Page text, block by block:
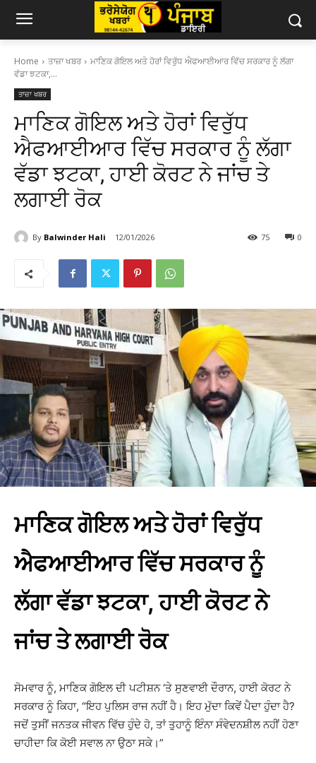
Home ਤਾਜ਼ਾ ਖਬਰ
ਮਾਣਿਕ ​​ਗੋਇਲ ਅਤੇ ਹੋਰਾਂ ਵਿਰੁੱਧ ਐਫਆਈਆਰ ਵਿੱਚ ਸਰਕਾਰ ਨੂੰ ਲੱਗਾ
ਵੱਡਾ ਝਟਕਾ,...
ਤਾਜ਼ਾ ਖਬਰ
ਮਾਣਿਕ ​​ਗੋਇਲ ਅਤੇ ਹੋਰਾਂ ਵਿਰੁੱਧ
ਐਫਆਈਆਰ ਵਿੱਚ ਸਰਕਾਰ ਨੂੰ ਲੱਗਾ
ਵੱਡਾ ਝਟਕਾ, ਹਾਈ ਕੋਰਟ ਨੇ ਜਾਂਚ ਤੇ
ਲਗਾਈ ਰੋਕ
By Balwinder Hali 12/01/2026 0
75
ਮਾਣਿਕ ​​ਗੋਇਲ ਅਤੇ ਹੋਰਾਂ ਵਿਰੁੱਧ
ਐਫਆਈਆਰ ਵਿੱਚ ਸਰਕਾਰ ਨੂੰ
ਲੱਗਾ ਵੱਡਾ ਝਟਕਾ, ਹਾਈ ਕੋਰਟ ਨੇ
ਜਾਂਚ ਤੇ ਲਗਾਈ ਰੋਕ
ਸੋਮਵਾਰ ਨੂੰ, ਮਾਣਿਕ ​​ਗੋਇਲ ਦੀ ਪਟੀਸ਼ਨ ‘ਤੇ ਸੁਣਵਾਈ ਦੌਰਾਨ, ਹਾਈ ਕੋਰਟ ਨੇ
ਸਰਕਾਰ ਨੂੰ ਕਿਹਾ, “ਇਹ ਪੁਲਿਸ ਰਾਜ ਨਹੀਂ ਹੈ। ਇਹ ਮੁੱਦਾ ਕਿਵੇਂ ਪੈਦਾ ਹੁੰਦਾ ਹੈ?
ਜਦੋਂ ਤੁਸੀਂ ਜਨਤਕ ਜੀਵਨ ਵਿੱਚ ਹੁੰਦੇ ਹੋ, ਤਾਂ ਤੁਹਾਨੂੰ ਇੰਨਾ ਸੰਵੇਦਨਸ਼ੀਲ ਨਹੀਂ ਹੋਣਾ
ਚਾਹੀਦਾ ਕਿ ਕੋਈ ਸਵਾਲ ਨਾ ਉਠਾ ਸਕੇ।”